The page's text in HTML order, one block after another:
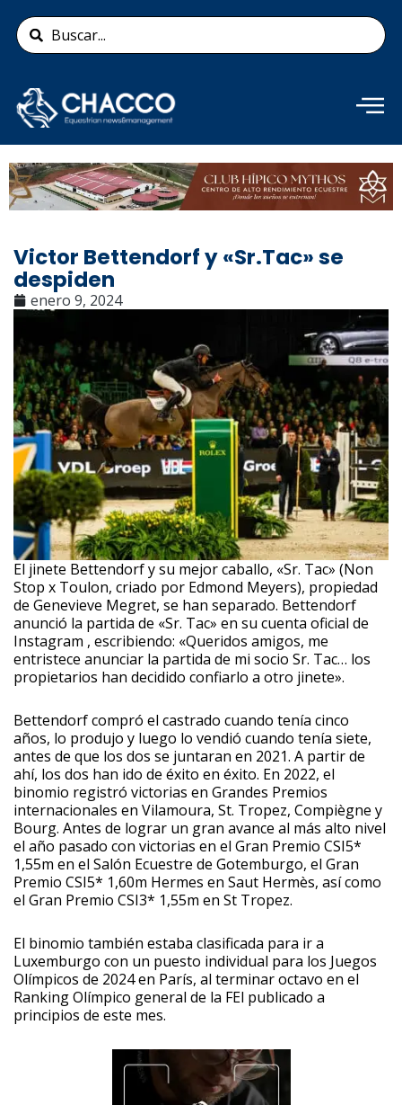
contenido
Search
...
Añade aquí tu texto de
cabecera
Victor Bettendorf y «Sr.Tac» se
despiden
enero 9, 2024
El jinete Bettendorf y su mejor caballo, «Sr. Tac» (Non
Stop x Toulon, criado por Edmond Meyers), propiedad
de Genevieve Megret, se han separado. Bettendorf
anunció la partida de «Sr. Tac» en su cuenta oficial de
Instagram , escribiendo: «Queridos amigos, me
entristece anunciar la partida de mi socio Sr. Tac… los
propietarios han decidido confiarlo a otro jinete».
Bettendorf compró el castrado cuando tenía cinco
años, lo produjo y luego lo vendió cuando tenía siete,
antes de que los dos se juntaran en 2021. A partir de
ahí, los dos han ido de éxito en éxito. En 2022, el
binomio registró victorias en Grandes Premios
internacionales en Vilamoura, St. Tropez, Compiègne y
Bourg. Antes de lograr un gran avance al más alto nivel
el año pasado con victorias en el Gran Premio CSI5*
1,55m en el Salón Ecuestre de Gotemburgo, el Gran
Premio CSI5* 1,60m Hermes en Saut Hermès, así como
el Gran Premio CSI3* 1,55m en St Tropez.
El binomio también estaba clasificada para ir a
Luxemburgo con un puesto individual para los Juegos
Olímpicos de 2024 en París, al terminar octavo en el
Ranking Olímpico general de la FEl publicado a
principios de este mes.